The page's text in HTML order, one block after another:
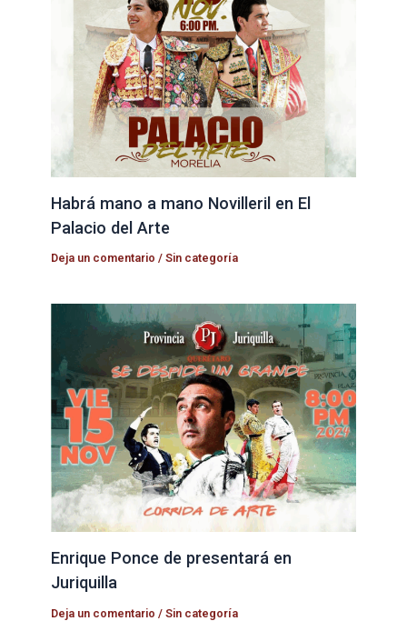
Habrá mano a mano Novilleril en El
Palacio del Arte
Deja un comentario /Sin categoría
Enrique Ponce de presentará en
Juriquilla
Deja un comentario /Sin categoría